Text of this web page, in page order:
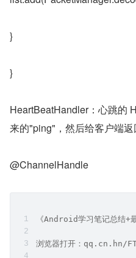
}
}
HeartBeatHandler：心跳的
来的"ping"，然后给客户端返
@ChannelHandle
《Android学习笔记总结+
浏览器打开：qq.cn.hn/